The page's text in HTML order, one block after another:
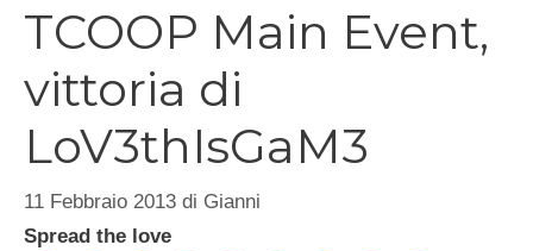
TCOOP Main Event,
vittoria di
LoV3thIsGaM3
11 Febbraio 2013 di Gianni
Spread the love